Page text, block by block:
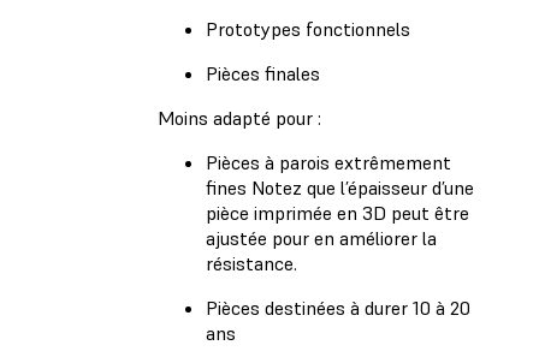
Prototypes fonctionnels
Pièces finales
Moins adapté pour :
Pièces à parois extrêmement
fines Notez que l’épaisseur d’une
pièce imprimée en 3D peut être
ajustée pour en améliorer la
résistance.
Pièces destinées à durer 10 à 20
ans